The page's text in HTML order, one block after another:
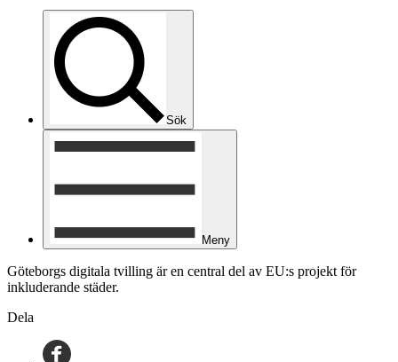
Sök
Meny
Göteborgs digitala tvilling är en central del av EU:s projekt för
inkluderande städer.
Dela